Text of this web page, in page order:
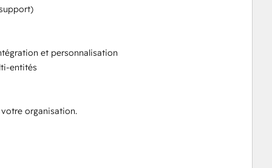
et personnalisation
entités
organisation.